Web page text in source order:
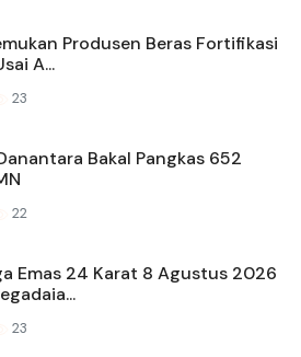
Produsen Beras Fortifikasi
A...
23
Bakal Pangkas 652
22
Emas 24 Karat 8 Agustus 2026
23